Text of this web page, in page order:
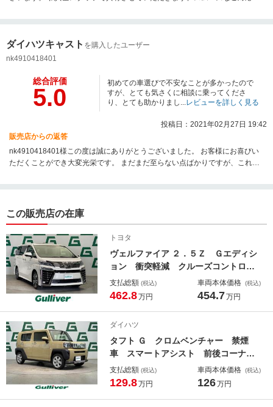
れからもよろしくお願い致します。
ダイハツキャスト を購入したユーザー
nk4910418401
総合評価
5.0
初めての車選びで不安なことが多かったので
すが、とても気さくに相談に乗ってくださ
り、とても助かりまし...レビューを詳しく見る
投稿日：2021年02月27日 19:42
販売店からの返答
nk4910418401様この度は誠にありがとうございました。 お客様にお喜びい
ただくことができ大変光栄です。 まだまだ至らない点ばかりですが、これか
この販売店の在庫
トヨタ
ヴェルファイア ２．５Ｚ Ｇエディシ
ョン 衝突軽減 クルーズコントロー
ル 本革シート シートメモリ シー
トヒーター シートクーラー 後席モ
ンドルヒーター １００Ｖ電源
支払総額 (税込)
462.8万円
車両本体価格 (税込)
454.7万円
ダイハツ
タフト Ｇ クロムベンチャー 禁煙
車 スマートアシスト 前後コーナー
センサー ＬＥＤヘッドライト アダ
プティブハイビーム 電動パーキン
支払総額 (税込)
129.8万円
車両本体価格 (税込)
126万円